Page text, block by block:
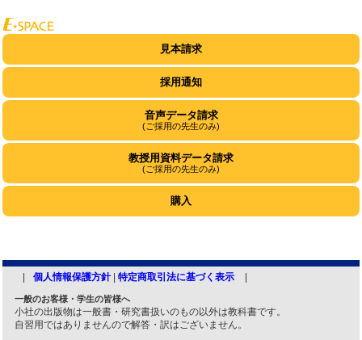
見本請求
採用通知
音声データ請求
(ご採用の先生のみ)
教授用資料データ請求
(ご採用の先生のみ)
購入
個人情報保護方針| 特定商取引法に基づく表示
一般のお客様・学生の皆様へ
小社の出版物は一般書・研究書扱いのもの以外は教科書です。
自習用ではありませんので解答・訳はございません。